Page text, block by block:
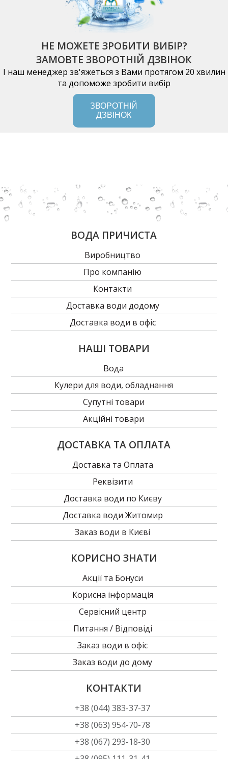
НЕ МОЖЕТЕ ЗРОБИТИ ВИБІР?
ЗАМОВТЕ ЗВОРОТНІЙ ДЗВІНОК
І наш менеджер зв'яжеться з Вами протягом 20 хвилин
та допоможе зробити вибір
ЗВОРОТНІЙ
ДЗВІНОК
ВОДА ПРИЧИСТА
Виробництво
Про компанію
Контакти
Доставка води додому
Доставка води в офіс
НАШІ ТОВАРИ
Вода
Кулери для води, обладнання
Супутні товари
Акційні товари
ДОСТАВКА ТА ОПЛАТА
Доставка та Оплата
Реквізити
Доставка води по Києву
Доставка води Житомир
Заказ води в Києві
КОРИСНО ЗНАТИ
Акції та Бонуси
Корисна інформація
Сервісний центр
Питання / Відповіді
Заказ води в офіс
Заказ води до дому
КОНТАКТИ
+38 (044) 383-37-37
+38 (063) 954-70-78
+38 (067) 293-18-30